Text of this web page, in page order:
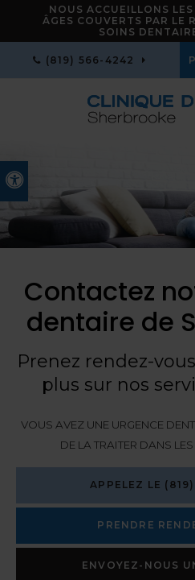
Version accessible
NOUS ACCUEILLONS
ÂGES COUVERTS PAR LE
SOINS
(819) 566-4242
Contactez
dentaire de
Prenez rendez-
plus sur nos
VOUS AVEZ UNE URGENCE
DE LA TRAITER DANS
APPELEZ LE
PRENDRE
ENVOYEZ-NOUS